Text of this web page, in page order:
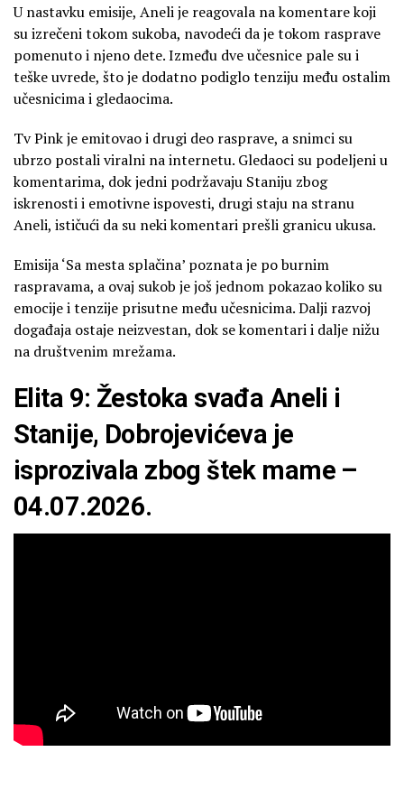
U nastavku emisije, Aneli je reagovala na komentare koji
su izrečeni tokom sukoba, navodeći da je tokom rasprave
pomenuto i njeno dete. Između dve učesnice pale su i
teške uvrede, što je dodatno podiglo tenziju među ostalim
učesnicima i gledaocima.
Tv Pink je emitovao i drugi deo rasprave, a snimci su
ubrzo postali viralni na internetu. Gledaoci su podeljeni u
komentarima, dok jedni podržavaju Staniju zbog
iskrenosti i emotivne ispovesti, drugi staju na stranu
Aneli, ističući da su neki komentari prešli granicu ukusa.
Emisija ‘Sa mesta splačina’ poznata je po burnim
raspravama, a ovaj sukob je još jednom pokazao koliko su
emocije i tenzije prisutne među učesnicima. Dalji razvoj
događaja ostaje neizvestan, dok se komentari i dalje nižu
na društvenim mrežama.
Elita 9: Žestoka svađa Aneli i
Stanije, Dobrojevićeva je
isprozivala zbog štek mame –
04.07.2026.